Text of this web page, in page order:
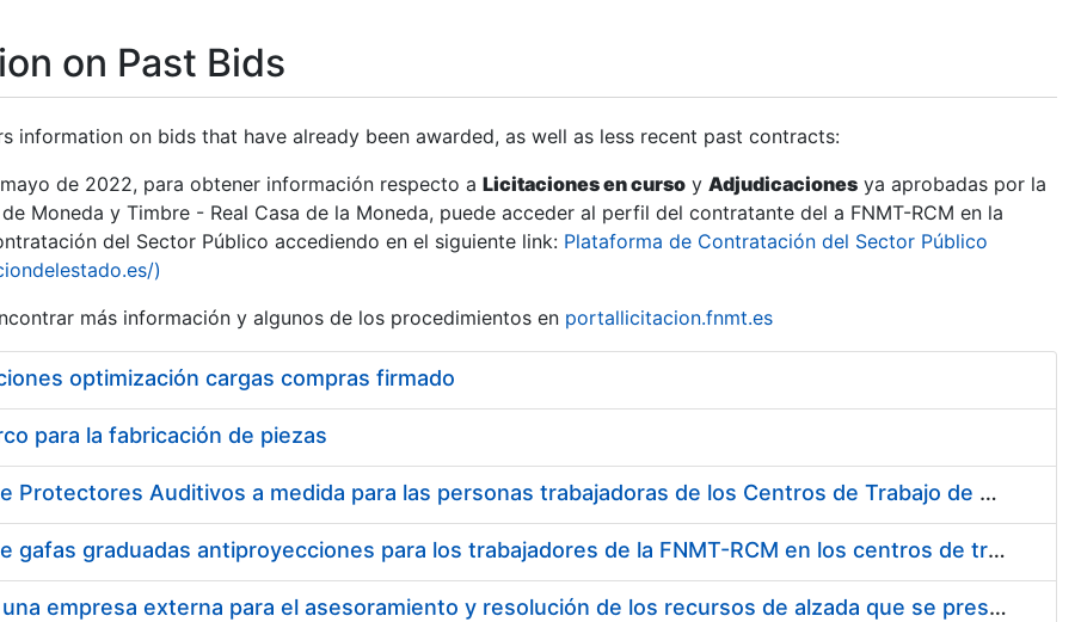
on Past Bids
information on bids that have already been awarded, as well as less recent past contracts:
de 2022, para obtener información respecto a Licitaciones en curso y Adjudicaciones ya aprobadas por la
Moneda y Timbre - Real Casa de la Moneda, puede acceder al perfil del contratante del a FNMT-RCM en la
del Sector Público accediendo en el siguiente link: Plataforma de Contratación del Sector Público
)
más información y algunos de los procedimientos en portallicitacion.fnmt.es
optimización cargas compras firmado
para la fabricación de piezas
Suministro de Protectores Auditivos a medida para las personas trabajadoras de los Centros de Trabajo de Madrid y Burgos
Suministro de gafas graduadas antiproyecciones para los trabajadores de la FNMT-RCM en los centros de trabajo de Madrid y Burgos
Servicios de una empresa externa para el asesoramiento y resolución de los recursos de alzada que se presentan relacionados con procesos de selección para la FNMT-RCM